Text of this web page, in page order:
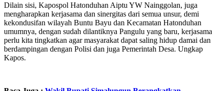
Dilain sisi, Kapospol Hatonduhan Aiptu YW Nainggolan, juga
mengharapkan kerjasama dan sinergitas dari semua unsur, demi
kekondusifan wilayah Buntu Bayu dan Kecamatan Hatonduhan
umumnya, dengan sudah dilantiknya Pangulu yang baru, kerjasama
perlu kita tingkatkan agar masyarakat dapat saling hidup damai dan
berdampingan dengan Polisi dan juga Pemerintah Desa. Ungkap
Kapos.